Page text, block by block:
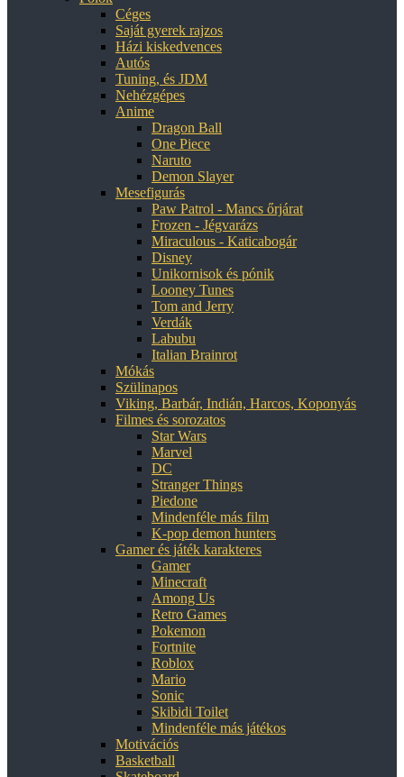
Céges
Saját gyerek rajzos
Házi kiskedvences
Autós
Tuning, és JDM
Nehézgépes
Anime
Dragon Ball
One Piece
Naruto
Demon Slayer
Mesefigurás
Paw Patrol - Mancs őrjárat
Frozen - Jégvarázs
Miraculous - Katicabogár
Disney
Unikornisok és pónik
Looney Tunes
Tom and Jerry
Verdák
Labubu
Italian Brainrot
Mókás
Szülinapos
Viking, Barbár, Indián, Harcos, Koponyás
Filmes és sorozatos
Star Wars
Marvel
DC
Stranger Things
Piedone
Mindenféle más film
K-pop demon hunters
Gamer és játék karakteres
Gamer
Minecraft
Among Us
Retro Games
Pokemon
Fortnite
Roblox
Mario
Sonic
Skibidi Toilet
Mindenféle más játékos
Motivációs
Basketball